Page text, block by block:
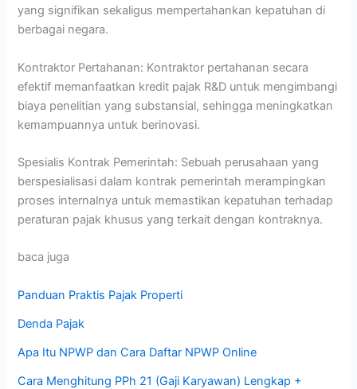
yang signifikan sekaligus mempertahankan kepatuhan di
berbagai negara.
Kontraktor Pertahanan: Kontraktor pertahanan secara
efektif memanfaatkan kredit pajak R&D untuk mengimbangi
biaya penelitian yang substansial, sehingga meningkatkan
kemampuannya untuk berinovasi.
Spesialis Kontrak Pemerintah: Sebuah perusahaan yang
berspesialisasi dalam kontrak pemerintah merampingkan
proses internalnya untuk memastikan kepatuhan terhadap
peraturan pajak khusus yang terkait dengan kontraknya.
baca juga
Panduan Praktis Pajak Properti
Denda Pajak
Apa Itu NPWP dan Cara Daftar NPWP Online
Cara Menghitung PPh 21 (Gaji Karyawan) Lengkap +